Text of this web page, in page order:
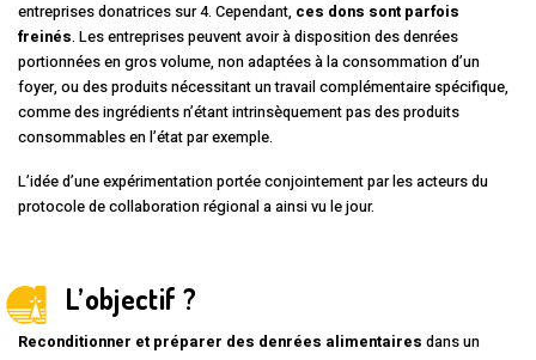
entreprises donatrices sur 4. Cependant, ces dons sont parfois
freinés. Les entreprises peuvent avoir à disposition des denrées
portionnées en gros volume, non adaptées à la consommation d’un
foyer, ou des produits nécessitant un travail complémentaire spécifique,
comme des ingrédients n’étant intrinsèquement pas des produits
consommables en l’état par exemple.
L’idée d’une expérimentation portée conjointement par les acteurs du
protocole de collaboration régional a ainsi vu le jour.
L’objectif ?
Reconditionner et préparer des denrées alimentaires dans un